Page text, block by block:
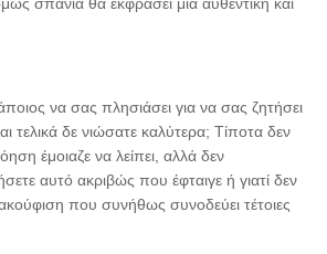
να σας πλησιάσει για να σας ζητήσει
τελικά δε νιώσατε καλύτερα; Τίποτα δεν
έμοιαζε να λείπει, αλλά δεν
αυτό ακριβώς που έφταιγε ή γιατί δεν
που συνήθως συνοδεύει τέτοιες